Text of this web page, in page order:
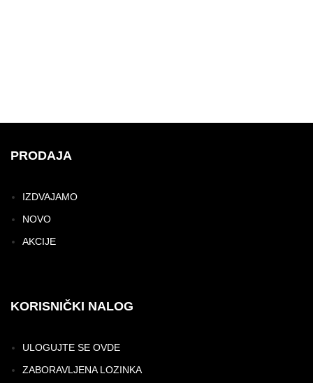
PRODAJA
IZDVAJAMO
NOVO
AKCIJE
KORISNIČKI NALOG
ULOGUJTE SE OVDE
ZABORAVLJENA LOZINKA